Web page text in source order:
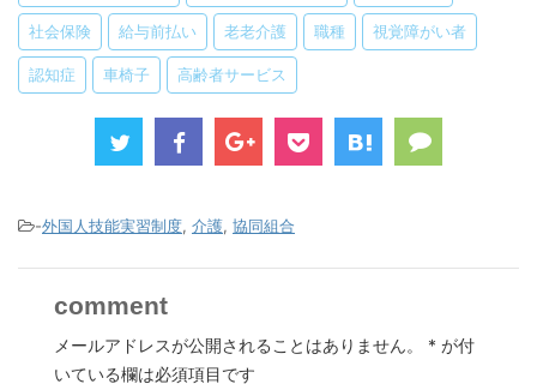
社会保険 給与前払い 老老介護 職種 視覚障がい者
認知症 車椅子 高齢者サービス
-外国人技能実習制度, 介護, 協同組合
comment
メールアドレスが公開されることはありません。 * が付
いている欄は必須項目です